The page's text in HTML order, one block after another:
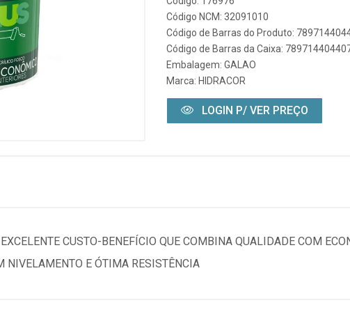
Código NCM: 32091010
Código de Barras do Produto:
Código de Barras da Caixa:
Embalagem: GALAO
Marca: HIDRACOR
LOGIN P/ VER PREÇO
CUSTO-BENEFÍCIO QUE COMBINA QUALIDADE COM
NIVELAMENTO E ÓTIMA RESISTÊNCIA